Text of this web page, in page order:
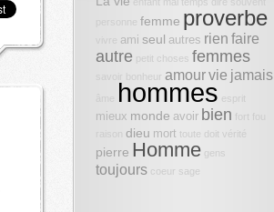
femme proverbe
ami seul autres rien faire
autre petit choses femmes
bonheur amourvie jamais
hommes esprit
mieux monde avoir bien fort fou
dieu mort toute doit vérité
pierre Homme gens
toujours coeur sage